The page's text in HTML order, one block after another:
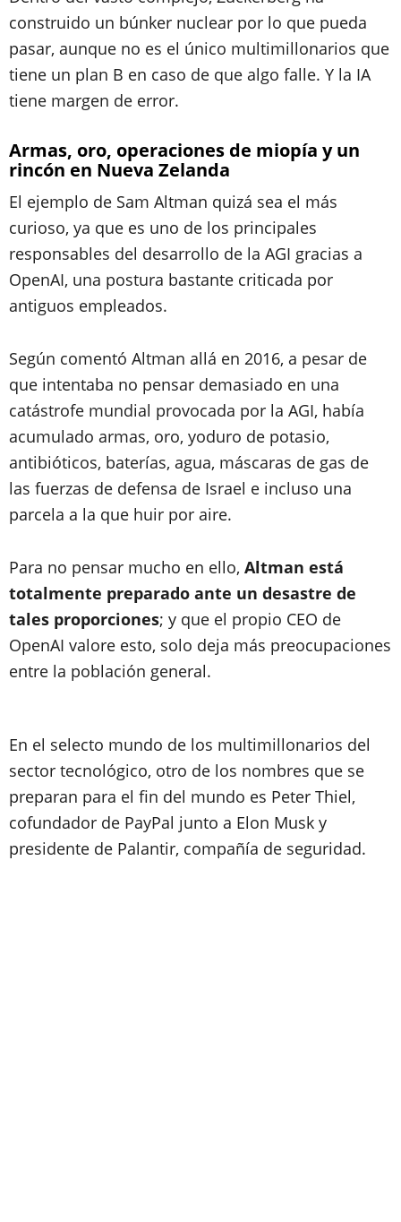
construido un búnker nuclear por lo que pueda
pasar, aunque no es el único multimillonarios que
tiene un plan B en caso de que algo falle. Y la IA
tiene margen de error.
Armas, oro, operaciones de miopía y un
rincón en Nueva Zelanda
El ejemplo de Sam Altman quizá sea el más
curioso, ya que es uno de los principales
responsables del desarrollo de la AGI gracias a
OpenAI, una postura bastante criticada por
antiguos empleados.
Según comentó Altman allá en 2016, a pesar de
que intentaba no pensar demasiado en una
catástrofe mundial provocada por la AGI, había
acumulado armas, oro, yoduro de potasio,
antibióticos, baterías, agua, máscaras de gas de
las fuerzas de defensa de Israel e incluso una
parcela a la que huir por aire.
Para no pensar mucho en ello, Altman está
totalmente preparado ante un desastre de
tales proporciones; y que el propio CEO de
OpenAI valore esto, solo deja más preocupaciones
entre la población general.
En el selecto mundo de los multimillonarios del
sector tecnológico, otro de los nombres que se
preparan para el fin del mundo es Peter Thiel,
cofundador de PayPal junto a Elon Musk y
presidente de Palantir, compañía de seguridad.